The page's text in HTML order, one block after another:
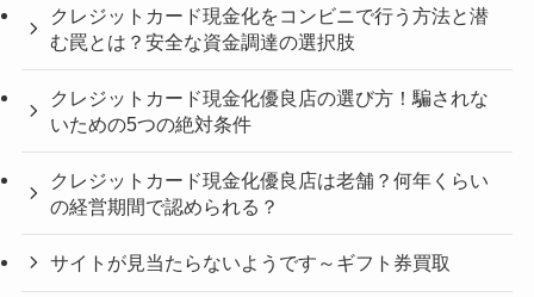
クレジットカード現金化をコンビニで行う方法と潜
む罠とは？安全な資金調達の選択肢
クレジットカード現金化優良店の選び方！騙されな
いための5つの絶対条件
クレジットカード現金化優良店は老舗？何年くらい
の経営期間で認められる？
サイトが見当たらないようです～ギフト券買取